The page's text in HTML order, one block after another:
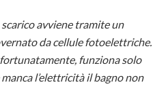
avviene tramite un
da cellule fotoelettriche.
funziona solo
l’elettricità il bagno non